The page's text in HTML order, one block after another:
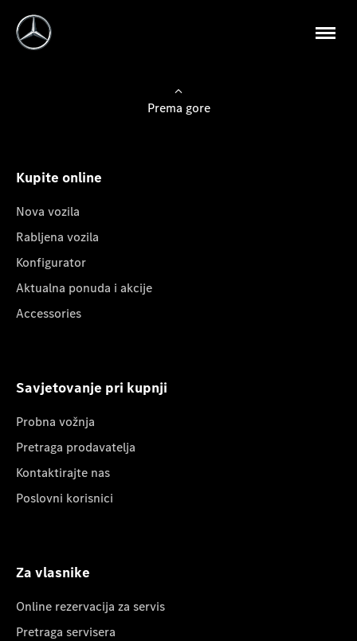
Prema gore
Kupite online
Nova vozila
Rabljena vozila
Konfigurator
Aktualna ponuda i akcije
Accessories
Savjetovanje pri kupnji
Probna vožnja
Pretraga prodavatelja
Kontaktirajte nas
Poslovni korisnici
Za vlasnike
Online rezervacija za servis
Pretraga servisera